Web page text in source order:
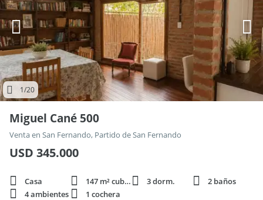
1/20
Miguel Cané 500
Venta en San Fernando, Partido de San Fernando
USD 345.000
Casa 147 m² cubie. 3 dorm.
2 baños
4 ambientes
1 cochera